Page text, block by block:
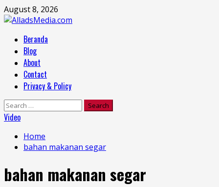
Skip
to
August 8, 2026
MenuBeranda
Blog
About
Contact
Privacy & Policy
Search
for:
Video
Home
bahan makanan segar
bahan makanan segar